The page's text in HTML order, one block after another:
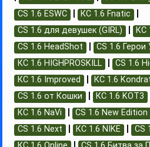
CS 1.6 ESWC | КС 1.6 Fnatic |
CS 1.6 для девушек (GIRL) | КС
CS 1.6 HeadShot | CS 1.6 Герои
КС 1.6 HIGHPROSKILL | CS 1.6
КС 1.6 Improved | КС 1.6
CS 1.6 от Кошки | КС 1.6 KOT3
КС 1.6 NaVi | CS 1.6 New Edition
CS 1.6 Next | КС 1.6 NIKE | CS